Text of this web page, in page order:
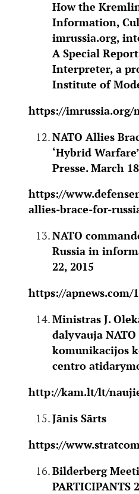
How the
Information,
imrussia.org,
A Special
Interpreter, a
Institute of
https://imrussia.org/
NATO Allies
‘Hybrid
Presse. March
https://
allies-brace-for-
NATO
Russia in
22, 2015
https://apnews.com/
Ministras J.
dalyvauja
komunikacijos
centro
http://kam.lt/lt/
Jānis Sārts
https://
Bilderberg
PARTICIPANTS